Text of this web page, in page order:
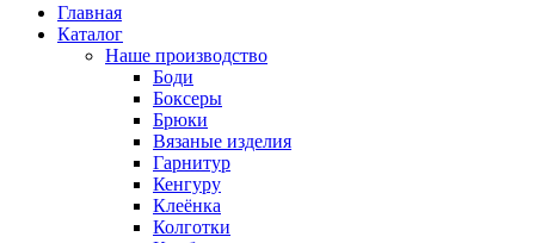
Главная
Каталог
Наше производство
Боди
Боксеры
Брюки
Вязаные изделия
Гарнитур
Кенгуру
Клеёнка
Колготки